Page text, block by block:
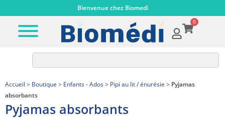
Bienvenue chez Biomedi
0
Accueil > Boutique > Enfants - Ados> Pipi au lit / énurésie > Pyjamas
absorbants
Pyjamas absorbants